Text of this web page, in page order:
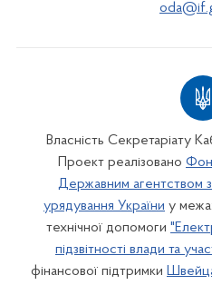
Власність Секретаріату
Проект реалізовано
Державним агентством
урядування України у
технічної допомоги
підзвітності влади та
фінансової підтримки